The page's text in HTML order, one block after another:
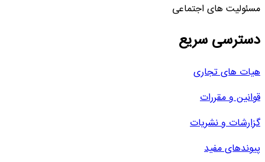
مسئولیت های اجتماعی
دسترسی سریع
هیات های تجاری
قوانین و مقررات
گزارشات و نشریات
پیوندهای مفید